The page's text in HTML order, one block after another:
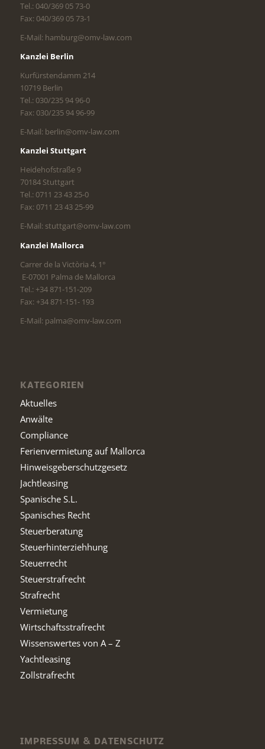
Tel.: 040/369 05 73-0
Fax: 040/369 05 73-1
E-Mail: hamburg@omv-law.com
Kanzlei Berlin
Kurfürstendamm 214
10719 Berlin
Tel.: 030/235 94 96-0
Fax: 030/235 94 96-99
E-Mail: berlin@omv-law.com
Kanzlei Stuttgart
Heidehofstraße 9
70184 Stuttgart
Tel.: 0711 23 43 25-0
Fax: 0711 23 43 25-99
E-Mail: stuttgart@omv-law.com
Kanzlei Mallorca
Carrer de la Victòria 4, 1°
E-07001 Palma de Mallorca
Tel.: +34 871-151-209
Fax: +34 871-151- 193
E-Mail: palma@omv-law.com
KATEGORIEN
Aktuelles
Anwälte
Compliance
Ferienvermietung auf Mallorca
Hinweisgeberschutzgesetz
Jachtleasing
Spanische S.L.
Spanisches Recht
Steuerberatung
Steuerhinterziehhung
Steuerrecht
Steuerstrafrecht
Strafrecht
Vermietung
Wirtschaftsstrafrecht
Wissenswertes von A – Z
Yachtleasing
Zollstrafrecht
IMPRESSUM & DATENSCHUTZ